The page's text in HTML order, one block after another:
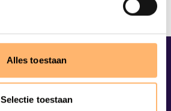
Alles toestaan
Selectie toestaan